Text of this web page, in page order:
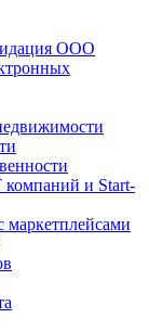
ООО
и Start-